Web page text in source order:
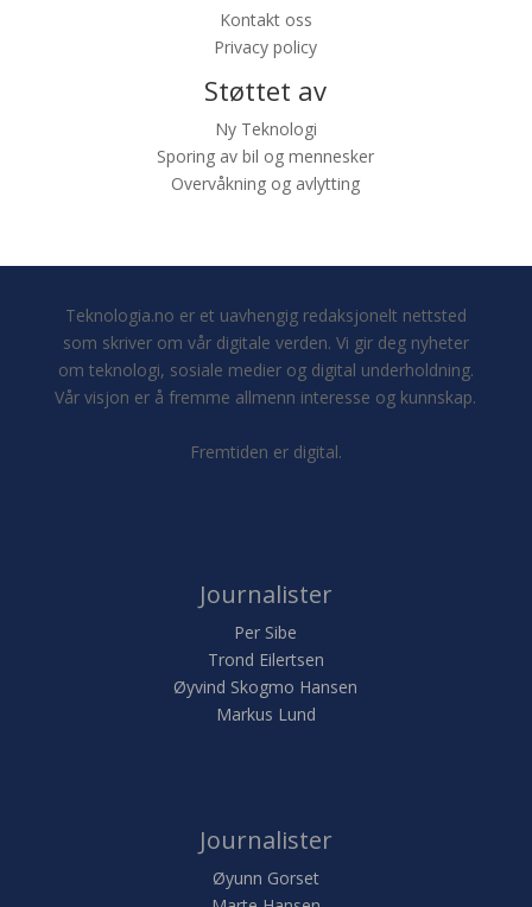
Kontakt oss
Privacy policy
Støttet av
Ny Teknologi
Sporing av bil og mennesker
Overvåkning og avlytting
Teknologia.no er et uavhengig redaksjonelt nettsted
som skriver om vår digitale verden. Vi gir deg nyheter
om teknologi, sosiale medier og digital underholdning.
Vår visjon er å fremme allmenn interesse og kunnskap.
Fremtiden er digital.
Journalister
Per Sibe
Trond Eilertsen
Øyvind Skogmo Hansen
Markus Lund
Journalister
Øyunn Gorset